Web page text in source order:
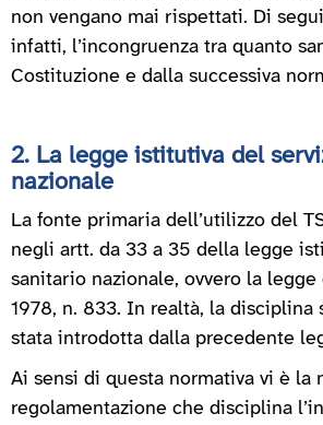
non vengano mai rispettati. Di
infatti, l’incongruenza tra quanto
Costituzione e dalla successiva
2. La legge istitutiva del
nazionale
La fonte primaria dell’utilizzo del
negli artt. da 33 a 35 della legge
sanitario nazionale, ovvero la
1978, n. 833. In realtà, la disciplina
stata introdotta dalla precedente
Ai sensi di questa normativa vi è la
regolamentazione che disciplina